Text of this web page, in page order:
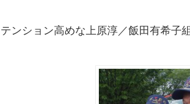
テンション高めな上原淳／飯田有希子